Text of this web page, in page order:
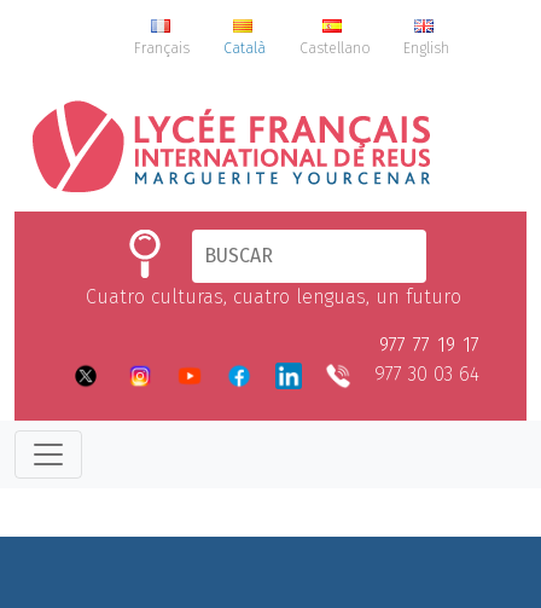
Français Català Castellano English
Cuatro culturas, cuatro lenguas, un futuro
977 77 19 17
977 30 03 64